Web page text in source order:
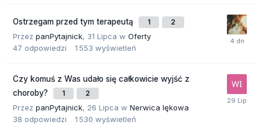
Ostrzegam przed tym terapeutą 1 2
Przez panPytajnick, 31 Lipca w Oferty
47 odpowiedzi 1 553 wyświetleń
Czy komuś z Was udało się całkowicie wyjść z
choroby?
1 2
Przez panPytajnick, 26 Lipca w Nerwica lękowa
38 odpowiedzi 1 530 wyświetleń